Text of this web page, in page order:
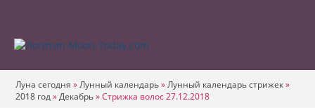
Луна сегодня »Лунный календарь»Лунный календарь стрижек»
2018 год»Декабрь»Стрижка волос 27.12.2018